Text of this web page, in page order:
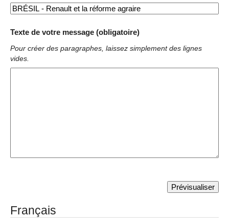
Texte de votre message (obligatoire)
Pour créer des paragraphes, laissez simplement des lignes
vides.
Français